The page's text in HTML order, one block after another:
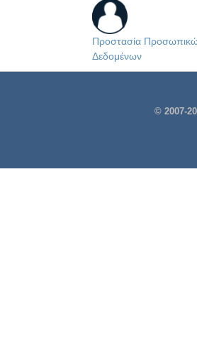
Προστασία
Δεδομένων
© 2007-